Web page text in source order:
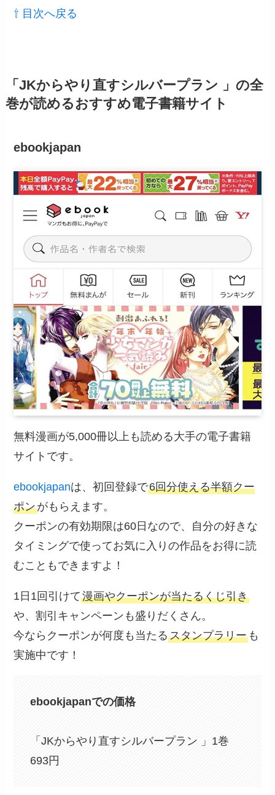
⇧ 目次へ戻る
「JKからやり直すシルバープラン 」の全
巻が読めるおすすめ電子書籍サイト
ebookjapan
無料漫画が5,000冊以上も読める大手の電子書籍
サイトです。
ebookjapanは、初回登録で6回分使える半額クー
ポンがもらえます。
クーポンの有効期限は60日なので、自分の好きな
タイミングで使ってお気に入りの作品をお得に読
むこともできますよ！
1日1回引けて漫画やクーポンが当たるくじ引き
や、割引キャンペーンも盛りだくさん。
今ならクーポンが何度も当たるスタンプラリー も
実施中です！
ebookjapanでの価格
「JKからやり直すシルバープラン 」1巻
693円